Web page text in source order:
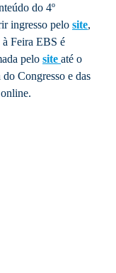
do 4º
ingresso pelo site,
à Feira EBS é
pelo site até o
Congresso e das